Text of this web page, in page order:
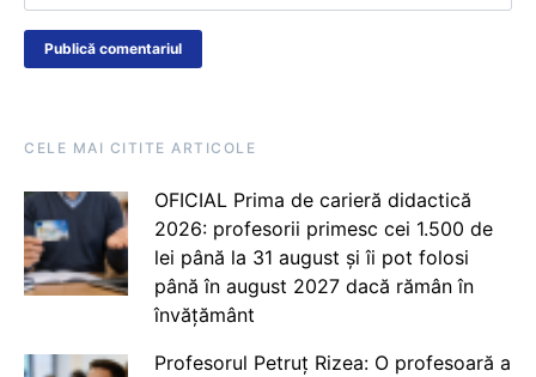
CELE MAI CITITE ARTICOLE
OFICIAL Prima de carieră didactică
2026: profesorii primesc cei 1.500 de
lei până la 31 august și îi pot folosi
până în august 2027 dacă rămân în
învățământ
Profesorul Petruț Rizea: O profesoară a